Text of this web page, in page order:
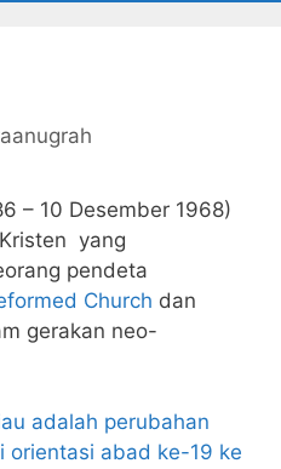
– 10 Desember 1968)
yang
pendeta
Church dan
gerakan neo-
adalah perubahan
orientasi abad ke-19 ke